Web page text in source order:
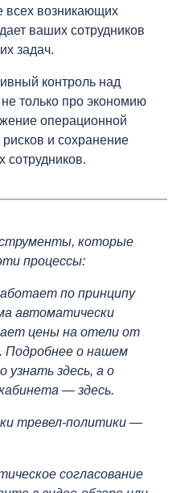
возникающих
ваших сотрудников
задач.
контроль над
только про экономию
операционной
и сохранение
сотрудников.
которые
процессы:
по принципу
автоматически
цены на отели от
Подробнее о нашем
узнать здесь, а о
— здесь.
тревел-политики —
согласование